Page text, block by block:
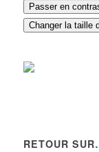
Passer en
Changer la taille
RETOUR